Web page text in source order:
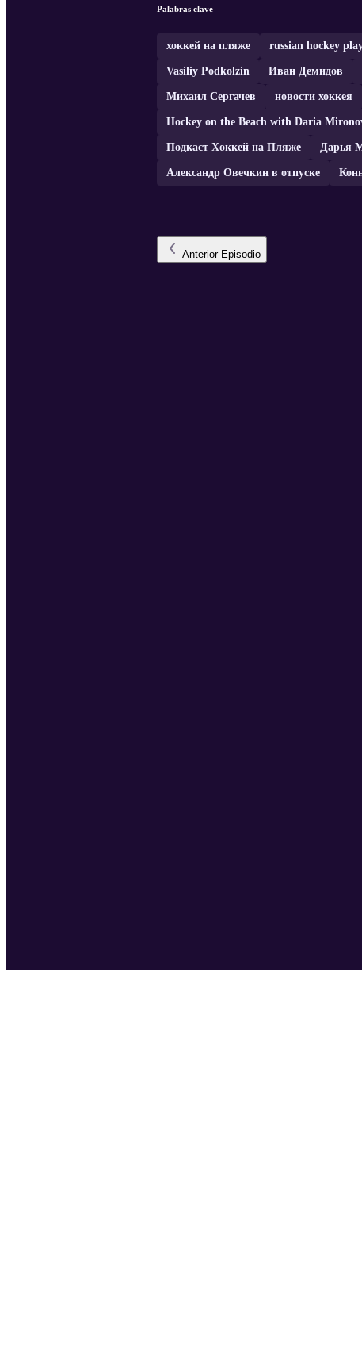
Palabras clave
хоккей на пляже russian hockey
Vasiliy Podkolzin Иван Демидов
Михаил Сергачев новости хоккея
Hockey on the Beach with Daria
Подкаст Хоккей на Пляже Дарья
Александр Овечкин в отпуске
Anterior Episodio